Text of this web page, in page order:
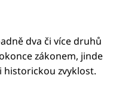
dva či více druhů
zákonem, jinde
historickou zvyklost.